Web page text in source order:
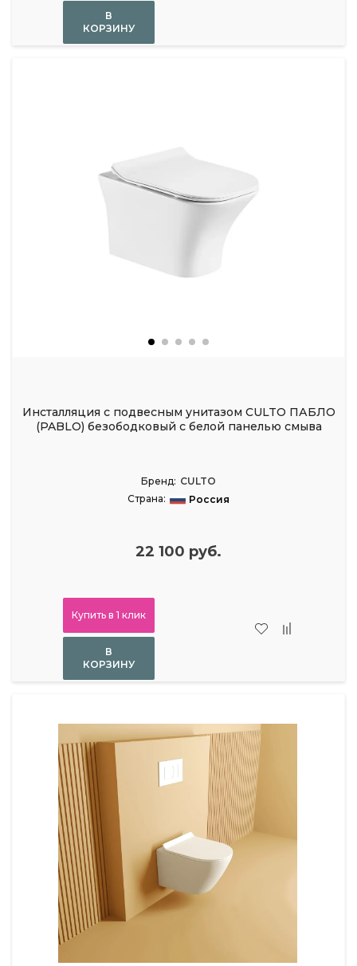
В
КОРЗИНУ
Инсталляция с подвесным унитазом CULTO ПАБЛО
(PABLO) безободковый с белой панелью смыва
Бренд: CULTO
Страна:
Россия
22 100 руб.
Купить в 1 клик
В
КОРЗИНУ